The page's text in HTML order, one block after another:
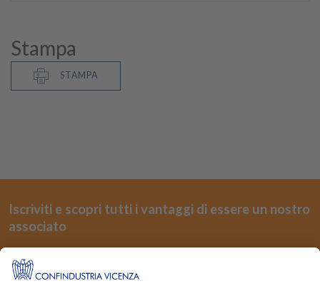
Stampa
STAMPA
Iscriviti e scopri tutti i vantaggi di essere un nostro
associato